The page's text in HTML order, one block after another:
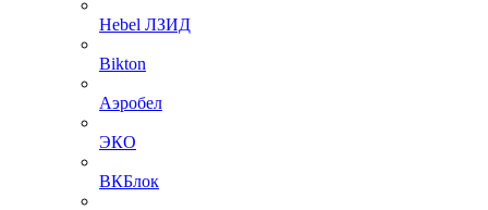
Hebel ЛЗИД
Bikton
Аэробел
ЭКО
ВКБлок